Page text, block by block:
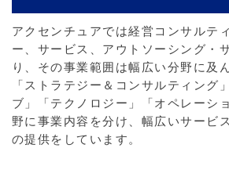
アクセンチュアでは経営コンサルテ
ー、サービス、アウトソーシング・
り、その事業範囲は幅広い分野に及
「ストラテジー＆コンサルティング
ブ」「テクノロジー」「オペレーシ
野に事業内容を分け、幅広いサービ
の提供をしています。